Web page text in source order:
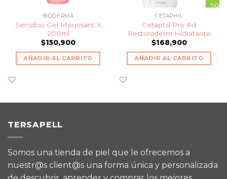
BIODERMA
Sensibio Gel Moussant X
200ml
$150,900
AÑADIR AL CARRITO
CETAPHIL
Cetaphil Pro Ad
Restoraderm Hidratante
$168,900
AÑADIR AL CARRITO
TERSAPELL
Somos una tienda de piel que le ofrecemos a
nuestr@s client@s una forma única y personalizada